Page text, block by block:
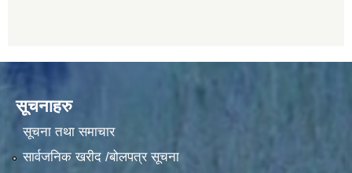
सूचनाहरु
सूचना तथा समाचार
सार्वजनिक खरीद /बोलपत्र सूचना